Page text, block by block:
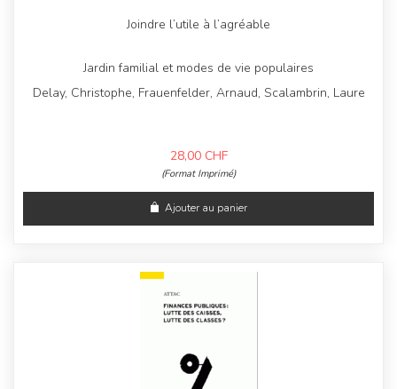
Joindre l’utile à l’agréable
Jardin familial et modes de vie populaires
Delay, Christophe, Frauenfelder, Arnaud, Scalambrin, Laure
28,00 CHF
(Format Imprimé)
Ajouter au panier